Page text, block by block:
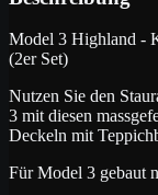
Model 3 Highland -
(2er Set)
Nutzen Sie den
3 mit diesen
Deckeln mit
Für Model 3 gebaut